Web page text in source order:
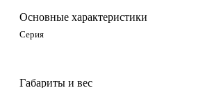
Основные характеристики
Серия
Габариты и вес